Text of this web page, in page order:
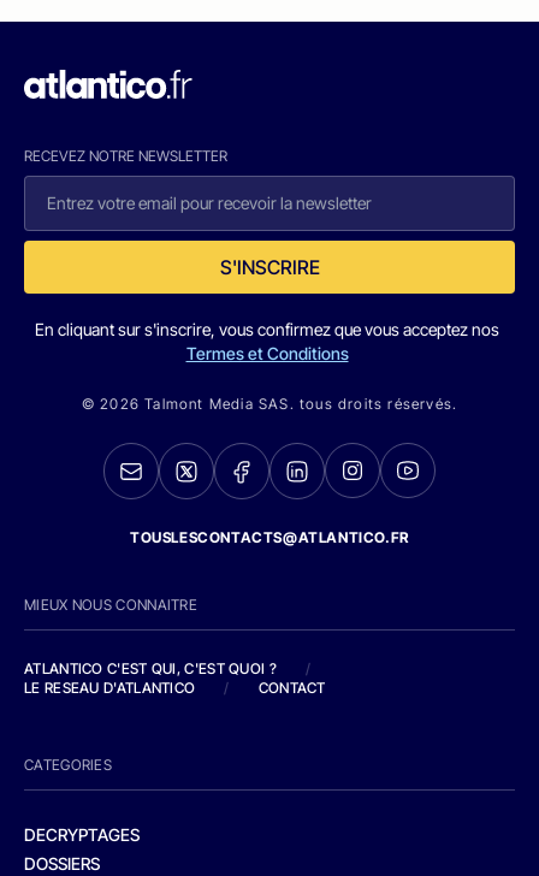
RECEVEZ NOTRE NEWSLETTER
S'INSCRIRE
En cliquant sur s'inscrire, vous confirmez que vous acceptez nos
Termes et Conditions
© 2026 Talmont Media SAS. tous droits réservés.
TOUSLESCONTACTS@ATLANTICO.FR
MIEUX NOUS CONNAITRE
ATLANTICO C'EST QUI, C'EST QUOI ?
/
LE RESEAU D'ATLANTICO
/ CONTACT
CATEGORIES
DECRYPTAGES
DOSSIERS